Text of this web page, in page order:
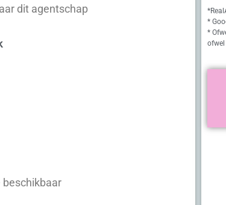
dit agentschap
*
*
ofwel